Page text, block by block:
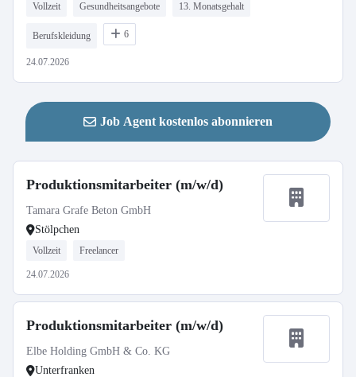
Vollzeit Gesundheitsangebote 13. Monatsgehalt
Berufskleidung 6
24.07.2026
Job Agent kostenlos abonnieren
Produktionsmitarbeiter (m/w/d)
Tamara Grafe Beton GmbH
Stölpchen
Vollzeit Freelancer
24.07.2026
Produktionsmitarbeiter (m/w/d)
Elbe Holding GmbH & Co. KG
Unterfranken